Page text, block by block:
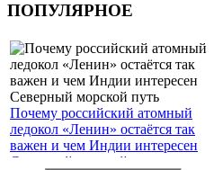
ПОПУЛЯРНОЕ
Почему российский атомный
ледокол «Ленин» остаётся так
важен и чем Индии интересен
Северный морской путь